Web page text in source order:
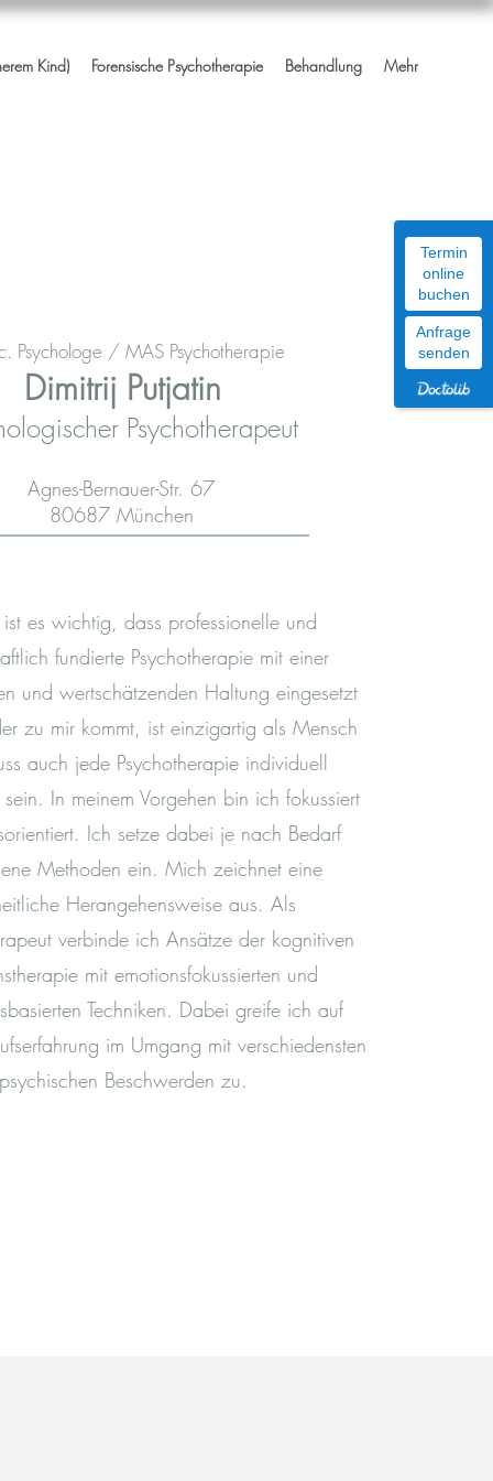
Kind) Forensische Psychotherapie Behandlung Mehr
Psychologe / MAS Psychotherapie
Dimitrij Putjatin
Psychotherapeut
Agnes-Bernauer-Str. 67
80687 München
ist es wichtig, dass professionelle und
fundierte Psychotherapie mit einer
und wertschätzenden Haltung eingesetzt
zu mir kommt, ist einzigartig als Mensch
auch jede Psychotherapie individuell
In meinem Vorgehen bin ich fokussiert
Ich setze dabei je nach Bedarf
Methoden ein. Mich zeichnet eine
Herangehensweise aus. Als
verbinde ich Ansätze der kognitiven
mit emotionsfokussierten und
Techniken. Dabei greife ich auf
im Umgang mit verschiedensten
psychischen Beschwerden zu.
Termin
online
buchen
Anfrage
senden